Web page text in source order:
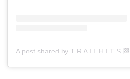
A post shared by T R A I L H I T S